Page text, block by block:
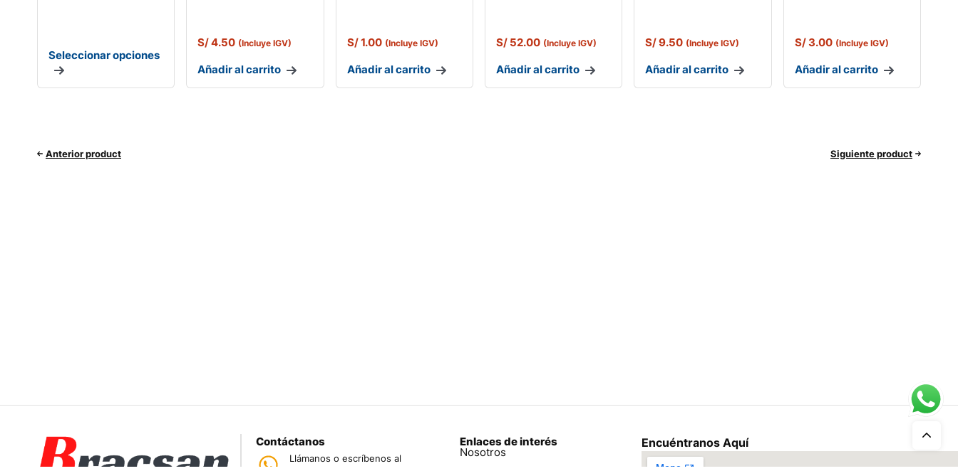
Seleccionar opciones
S/4.50 (Incluye IGV)
Añadir al carrito
S/1.00 (Incluye IGV)
Añadir al carrito
S/52.00 (Incluye IGV)
Añadir al carrito
S/9.50 (Incluye IGV)
Añadir al carrito
S/3.00 (Incluye IGV)
Añadir al carrito
Anterior product Siguiente product
Contáctanos
Llámanos o escríbenos al
Enlaces de interés
Nosotros
Encuéntranos Aquí